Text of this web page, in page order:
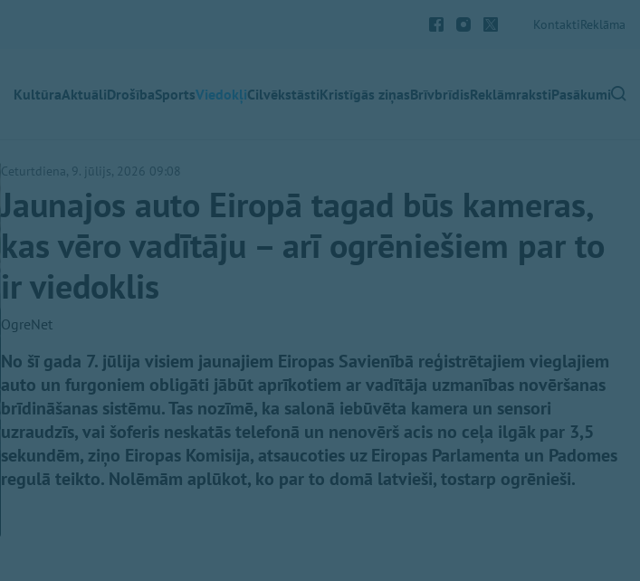
KontaktiReklāma
KultūraAktuāliDrošībaSportsViedokļiCilvēkstāstiKristīgās ziņasBrīvbrīdisReklāmrakstiPasākumi
Ceturtdiena, 9. jūlijs, 2026 09:08
Jaunajos auto Eiropā tagad būs kameras,
kas vēro vadītāju – arī ogrēniešiem par to
ir viedoklis
OgreNet
No šī gada 7. jūlija visiem jaunajiem Eiropas Savienībā reģistrētajiem vieglajiem
auto un furgoniem obligāti jābūt aprīkotiem ar vadītāja uzmanības novēršanas
brīdināšanas sistēmu. Tas nozīmē, ka salonā iebūvēta kamera un sensori
uzraudzīs, vai šoferis neskatās telefonā un nenovērš acis no ceļa ilgāk par 3,5
sekundēm, ziņo Eiropas Komisija, atsaucoties uz Eiropas Parlamenta un Padomes
regulā teikto. Nolēmām aplūkot, ko par to domā latvieši, tostarp ogrēnieši.